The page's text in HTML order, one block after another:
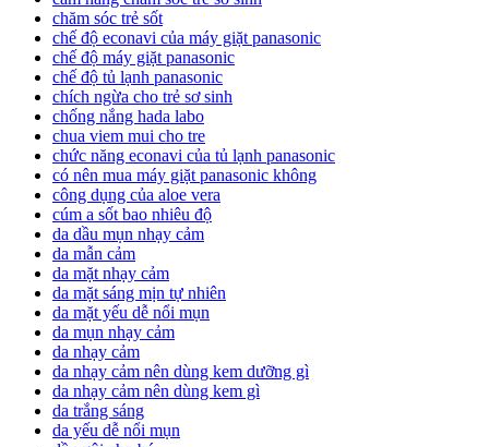
chăm sóc trẻ sốt
chế độ econavi của máy giặt panasonic
chế độ máy giặt panasonic
chế độ tủ lạnh panasonic
chích ngừa cho trẻ sơ sinh
chống nắng hada labo
chua viem mui cho tre
chức năng econavi của tủ lạnh panasonic
có nên mua máy giặt panasonic không
công dụng của aloe vera
cúm a sốt bao nhiêu độ
da dầu mụn nhạy cảm
da mẫn cảm
da mặt nhạy cảm
da mặt sáng mịn tự nhiên
da mặt yếu dễ nổi mụn
da mụn nhạy cảm
da nhạy cảm
da nhạy cảm nên dùng kem dưỡng gì
da nhạy cảm nên dùng kem gì
da trắng sáng
da yếu dễ nổi mụn